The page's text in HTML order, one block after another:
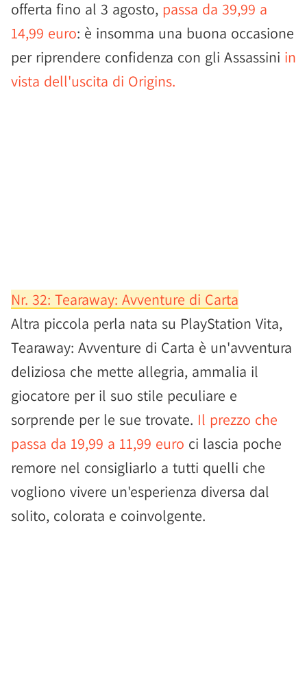
offerta fino al 3 agosto, passa da 39,99 a
14,99 euro: è insomma una buona occasione
per riprendere confidenza con gli Assassini in
vista dell'uscita di Origins.
Nr. 32: Tearaway: Avventure di Carta
Altra piccola perla nata su PlayStation Vita,
Tearaway: Avventure di Carta è un'avventura
deliziosa che mette allegria, ammalia il
giocatore per il suo stile peculiare e
sorprende per le sue trovate. Il prezzo che
passa da 19,99 a 11,99 euro ci lascia poche
remore nel consigliarlo a tutti quelli che
vogliono vivere un'esperienza diversa dal
solito, colorata e coinvolgente.